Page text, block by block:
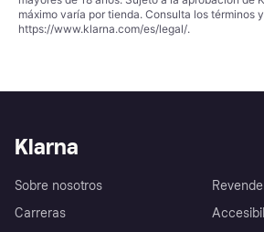
máximo varía por tienda. Consulta los términos
https://www.klarna.com/es/legal/.
Klarna
Sobre nosotros
Carreras